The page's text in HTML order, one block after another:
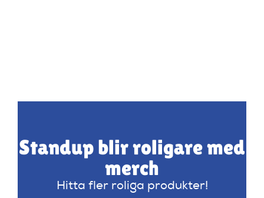
Standup blir roligare med
merch
Hitta fler roliga produkter!